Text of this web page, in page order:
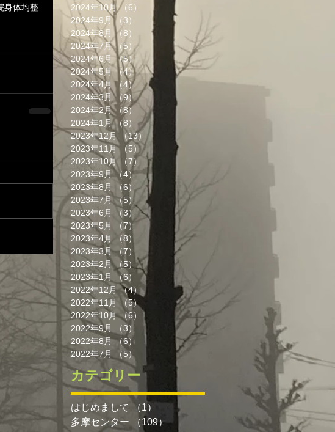
身体均整
2024年10月 （6）
6件の記事
2024年9月 （3）
3件の記事
2024年8月 （8）
8件の記事
2024年7月 （5）5件の記事
2024年6月
（5）
5件の記事
2024年5月 （4）4件の記事
2024年4月 （4）
4件の記事
2024年3月 （9）9件の記事
2024年2月 （8）
8件の記事
2024年1月 （8）
8件の記事
2023年12月
（13） 13件の記事
2023年11月
（5）5件の記事
2023年10月
（7）
7件の記事
2023年9月 （4）4件の記事
2023年8月
（6） 6件の記事
2023年7月 （5） 5件の記事
2023年6月
（3） 3件の記事
2023年5月
（7）
2023年4月
（8）
8件の記事
2023年3月 （7）
7件の記事
2023年2月 （5）5件の記事
2023年1月
（6）
6件の記事
2022年12月 （4）4件の記事
2022年11月
（5）
5件の記事
2022年10月 （6）
6件の記事
2022年9月
（3）
3件の記事
2022年8月 （6）
2022年7月
（5）
カテゴリー
はじめまして （1）
1件の記事
多摩センター
（109）109件の記事